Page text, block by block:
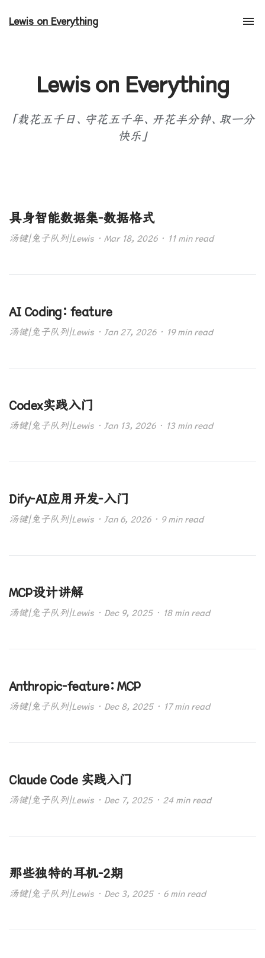
Lewis on Everything
Lewis on Everything
「栽花五千日、守花五千年、开花半分钟、取一分
快乐」
具身智能数据集-数据格式
汤键|兔子队列|Lewis · Mar 18, 2026 · 11 min read
AI Coding：feature
汤键|兔子队列|Lewis · Jan 27, 2026 · 19 min read
Codex实践入门
汤键|兔子队列|Lewis · Jan 13, 2026 · 13 min read
Dify-AI应用开发-入门
汤键|兔子队列|Lewis · Jan 6, 2026 · 9 min read
MCP设计讲解
汤键|兔子队列|Lewis · Dec 9, 2025 · 18 min read
Anthropic-feature：MCP
汤键|兔子队列|Lewis · Dec 8, 2025 · 17 min read
Claude Code 实践入门
汤键|兔子队列|Lewis · Dec 7, 2025 · 24 min read
那些独特的耳机-2期
汤键|兔子队列|Lewis · Dec 3, 2025 · 6 min read